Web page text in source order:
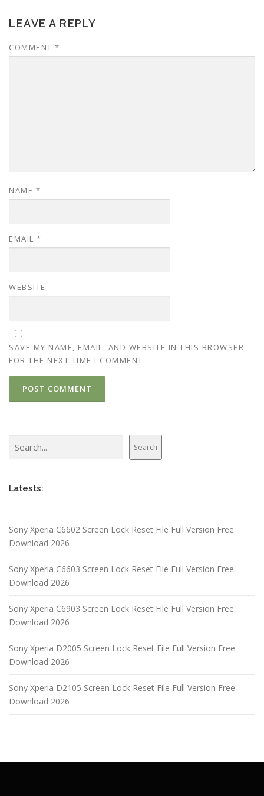
LEAVE A REPLY
COMMENT *
NAME *
EMAIL *
WEBSITE
SAVE MY NAME, EMAIL, AND WEBSITE IN THIS BROWSER
FOR THE NEXT TIME I COMMENT.
Search
Latests:
Sony Xperia C6602 Screen Lock Reset File Full Version Free
Download 2026
Sony Xperia C6603 Screen Lock Reset File Full Version Free
Download 2026
Sony Xperia C6903 Screen Lock Reset File Full Version Free
Download 2026
Sony Xperia D2005 Screen Lock Reset File Full Version Free
Download 2026
Sony Xperia D2105 Screen Lock Reset File Full Version Free
Download 2026